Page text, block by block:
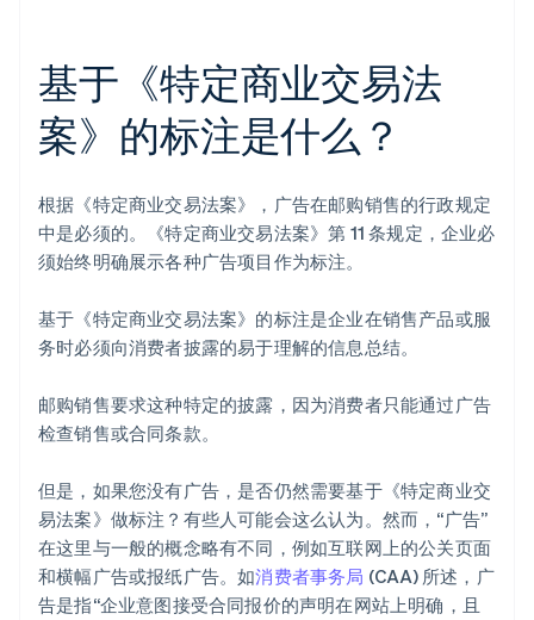
基于《特定商业交易法
案》的标注是什么？
根据《特定商业交易法案》，广告在邮购销售的行政规定
中是必须的。《特定商业交易法案》第 11 条规定，企业必
须始终明确展示各种广告项目作为标注。
基于《特定商业交易法案》的标注是企业在销售产品或服
务时必须向消费者披露的易于理解的信息总结。
邮购销售要求这种特定的披露，因为消费者只能通过广告
检查销售或合同条款。
但是，如果您没有广告，是否仍然需要基于《特定商业交
易法案》做标注？有些人可能会这么认为。然而，“广告”
在这里与一般的概念略有不同，例如互联网上的公关页面
和横幅广告或报纸广告。如消费者事务局 (CAA) 所述，广
告是指“企业意图接受合同报价的声明在网站上明确，且